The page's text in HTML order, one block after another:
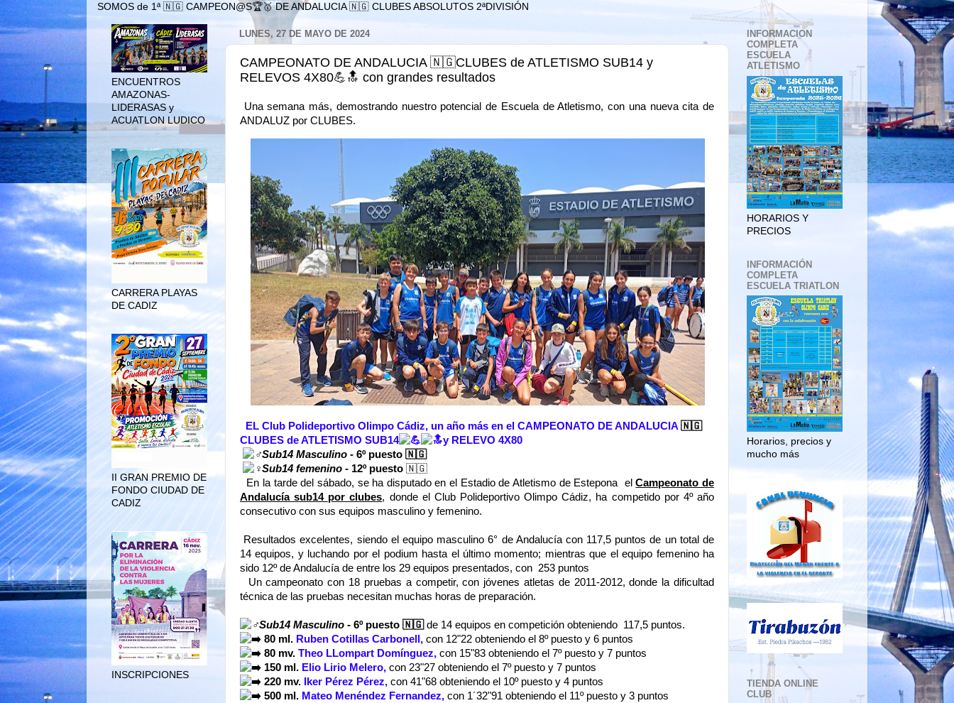
SOMOS de 1ª 🇳🇬 CAMPEON@S🏆🥇 DE ANDALUCIA 🇳🇬 CLUBES ABSOLUTOS 2ªDIVISIÓN
LUNES, 27 DE MAYO DE 2024
CAMPEONATO DE ANDALUCIA 🇳🇬CLUBES de ATLETISMO SUB14 y
RELEVOS 4X80💪🔝 con grandes resultados
Una semana más, demostrando nuestro potencial de Escuela de Atletismo, con una nueva cita de
ANDALUZ por CLUBES.
EL Club Polideportivo Olimpo Cádiz, un año más en el CAMPEONATO DE ANDALUCIA🇳🇬
CLUBES de ATLETISMO SUB14
y RELEVO 4X80
Sub14 Masculino - 6º puesto 🇳🇬
Sub14 femenino - 12º puesto 🇳🇬
En la tarde del sábado, se ha disputado en el Estadio de Atletismo de Estepona elCampeonato de
Andalucía sub14 por clubes, donde el Club Polideportivo Olimpo Cádiz, ha competido por 4º año
consecutivo con sus equipos masculino y femenino.
Resultados excelentes, siendo el equipo masculino 6° de Andalucía con 117,5 puntos de un total de
14 equipos, y luchando por el podium hasta el último momento; mientras que el equipo femenino ha
sido 12º de Andalucía de entre los 29 equipos presentados, con 253 puntos
Un campeonato con 18 pruebas a competir, con jóvenes atletas de 2011-2012, donde la dificultad
técnica de las pruebas necesitan muchas horas de preparación.
Sub14 Masculino - 6º puesto 🇳🇬 de 14 equipos en competición obteniendo  117,5 puntos.
80 ml. Ruben Cotillas Carbonell, con 12"22 obteniendo el 8º puesto y 6 puntos
80 mv. Theo LLompart Domínguez, con 15"83 obteniendo el 7º puesto y 7 puntos
150 ml. Elio Lirio Melero, con 23"27 obteniendo el 7º puesto y 7 puntos
220 mv.
Iker Pérez Pérez, con 41"68 obteniendo el 10º puesto y 4 puntos
500 ml. Mateo Menéndez Fernandez, con 1´32"91 obteniendo el 11º puesto y 3 puntos
ENCUENTROS
AMAZONAS-
LIDERASAS y
ACUATLON LUDICO
CARRERA PLAYAS
DE CADIZ
II GRAN PREMIO DE
FONDO CIUDAD DE
CADIZ
INSCRIPCIONES
INFORMACION
COMPLETA
ESCUELA
ATLETISMO
HORARIOS Y
PRECIOS
INFORMACIÓN
COMPLETA
ESCUELA TRIATLON
Horarios, precios y
mucho más
TIENDA ONLINE
CLUB